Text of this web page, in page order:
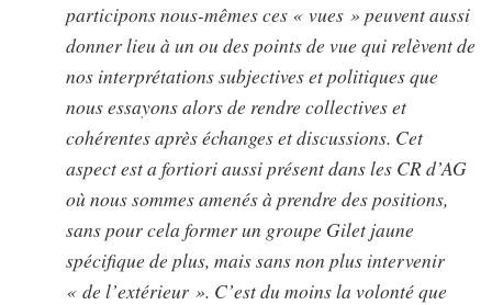
participons nous-mêmes ces « vues » peuvent aussi
donner lieu à un ou des points de vue qui relèvent de
nos interprétations subjectives et politiques que
nous essayons alors de rendre collectives et
cohérentes après échanges et discussions. Cet
aspect est a fortiori aussi présent dans les CR d’AG
où nous sommes amenés à prendre des positions,
sans pour cela former un groupe Gilet jaune
spécifique de plus, mais sans non plus intervenir
« de l’extérieur ». C’est du moins la volonté que